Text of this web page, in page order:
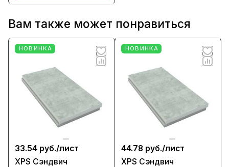
Вам также может понравиться
НОВИНКА
33.54 руб./лист
XPS Сэндвич
НОВИНКА
44.78 руб./лист
XPS Сэндвич